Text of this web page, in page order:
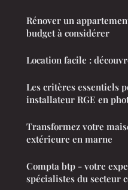
Rénover un
budget à considérer
Location facile :
Les critères essentiels
installateur RGE en
Transformez votre
extérieure en marne
Compta btp - votre
spécialistes du secteur